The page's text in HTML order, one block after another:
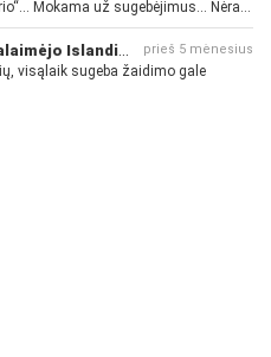
Mokama už sugebėjimus... Nėra
prieš 5 mėnesius
visąlaik sugeba žaidimo gale